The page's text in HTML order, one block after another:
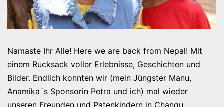
Namaste Ihr Alle! Here we are back from Nepal! Mit
einem Rucksack voller Erlebnisse, Geschichten und
Bilder. Endlich konnten wir (mein Jüngster Manu,
Anamika´s Sponsorin Petra und ich) mal wieder
unseren Freunden und Patenkindern in Changu